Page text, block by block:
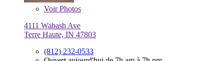
VoirPhotos
4111 Wabash Ave
Terre Haute, IN 47803
(812) 232-0533